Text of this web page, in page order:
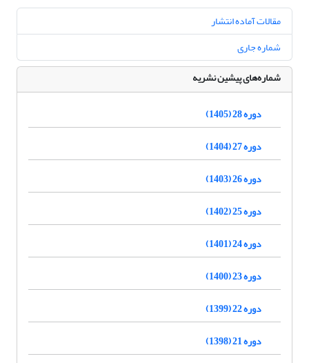
مقالات آماده انتشار
شماره جاری
شماره‌های پیشین نشریه
دوره 28 (1405)
دوره 27 (1404)
دوره 26 (1403)
دوره 25 (1402)
دوره 24 (1401)
دوره 23 (1400)
دوره 22 (1399)
دوره 21 (1398)